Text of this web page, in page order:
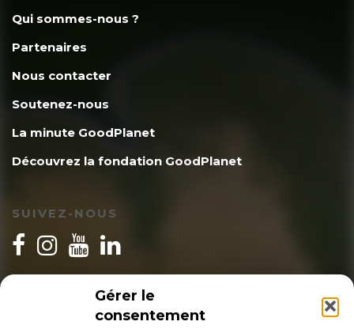
Gérer le
consentement
Qui sommes-nous ?
Partenaires
Nous contacter
Soutenez-nous
La minute GoodPlanet
Découvrez la fondation GoodPlanet
SUIVEZ-NOUS
INSCRIPTION NEWSLETTER